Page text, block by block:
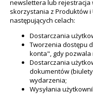
newslettera lub rejestracja
skorzystania z Produktów i
następujących celach:
Dostarczania
Tworzenia dostępu
konta", gdy pozwala
Dostarczania
dokumentów
wydarzenia;
Wysyłania